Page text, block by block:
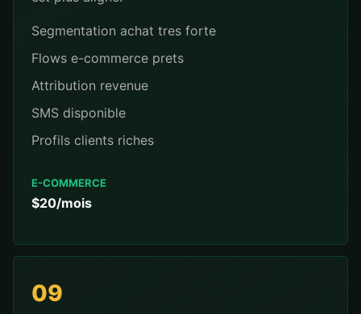
Segmentation achat tres forte
Flows e-commerce prets
Attribution revenue
SMS disponible
Profils clients riches
E-COMMERCE
$20/mois
09